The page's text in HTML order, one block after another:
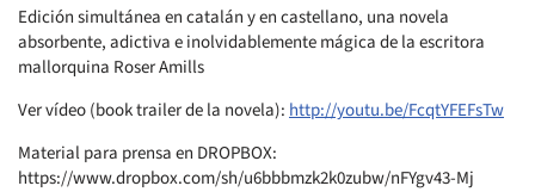
Edición simultánea en catalán y en castellano, una novela
absorbente, adictiva e inolvidablemente mágica de la escritora
mallorquina Roser Amills
Ver vídeo (book trailer de la novela): http://youtu.be/FcqtYFEFsTw
Material para prensa en DROPBOX:
https://www.dropbox.com/sh/u6bbbmzk2k0zubw/nFYgv43-Mj